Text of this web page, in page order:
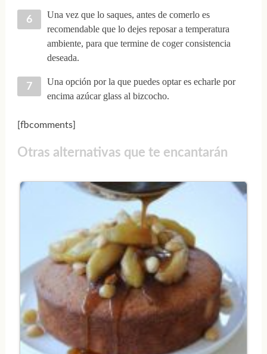
Una vez que lo saques, antes de comerlo es
recomendable que lo dejes reposar a temperatura
ambiente, para que termine de coger consistencia
deseada.
Una opción por la que puedes optar es echarle por
encima azúcar glass al bizcocho.
[fbcomments]
Otras alternativas que te encantarán